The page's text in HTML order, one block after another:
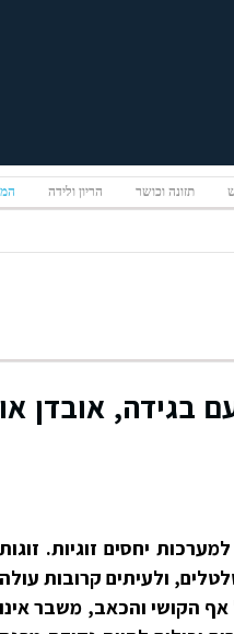
תזונה וכושר הריון ולידה
בגידה, אובדן או
יחסים זוגיות. זוגות
ולעיתים קרובות עולה
הקושי והכאב, משבר אינו